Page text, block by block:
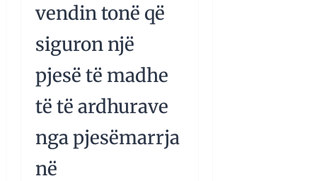
vendin tonë që
siguron një
pjesë të madhe
të të ardhurave
nga pjesëmarrja
në